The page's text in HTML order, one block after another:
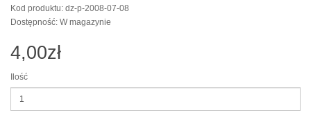
Kod produktu: dz-p-2008-07-08
Dostępność: W magazynie
4,00zł
Ilość